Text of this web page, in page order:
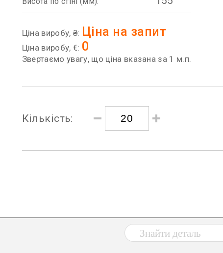
Ціна виробу, ₴: Ціна на запит
Ціна виробу, €: 0
Звертаємо увагу, що ціна вказана за 1 м.п.
Кількість: